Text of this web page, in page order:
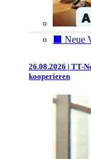
⬛️ Neue
26.08.2026 | TT-
kooperieren